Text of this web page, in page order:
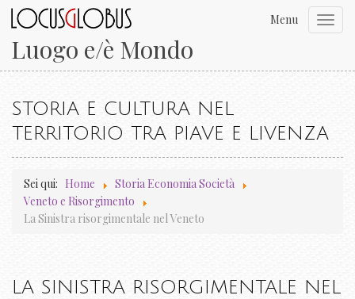
Luogo e/è Mondo
Menu
STORIA E CULTURA NEL
TERRITORIO TRA PIAVE E LIVENZA
Sei qui: Home
Storia Economia Società
Veneto e Risorgimento
La Sinistra risorgimentale nel Veneto
LA SINISTRA RISORGIMENTALE NEL